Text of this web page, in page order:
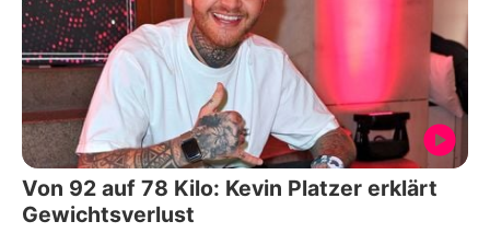
Von 92 auf 78 Kilo: Kevin Platzer erklärt
Gewichtsverlust